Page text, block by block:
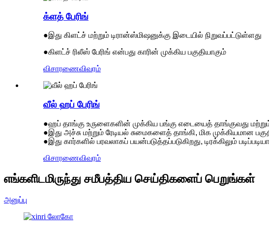
க்ளத் பேரிங்
●இது கிளட்ச் மற்றும் டிரான்ஸ்மிஷனுக்கு இடையில் நிறுவப்பட்டுள்ளது
●கிளட்ச் ரிலீஸ் பேரிங் என்பது காரின் முக்கிய பகுதியாகும்
விசாரணைவிவரம்
வீல் ஹப் பேரிங்
●ஹப் தாங்கு உருளைகளின் முக்கிய பங்கு எடையைத் தாங்குவது
●இது அச்சு மற்றும் ரேடியல் சுமைகளைத் தாங்கி, மிக முக்கியமான
●இது கார்களில் பரவலாகப் பயன்படுத்தப்படுகிறது, டிரக்கிலும்
விசாரணைவிவரம்
எங்களிடமிருந்து சமீபத்திய செய்திகளைப் பெறுங்கள்
அனுப்பு